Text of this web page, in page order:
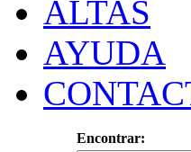
ALTAS
AYUDA
Encontrar: